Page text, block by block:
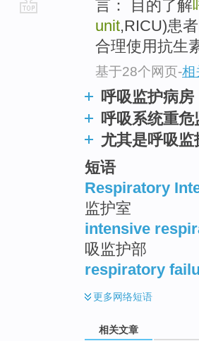
言： 目的了解
unit,RICU)患
合理使用抗生
基于28个网页-相
呼吸监护病房
呼吸系统重
尤其是呼吸监
短语
Respiratory
监护室
intensive
吸监护部
respiratory
更多网络短语
相关文章